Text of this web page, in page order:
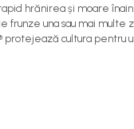
hrănirea și moare
una sau mai multe
protejează cultura